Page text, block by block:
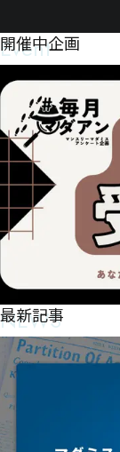
Event
開催中企画
NEWS
最新記事